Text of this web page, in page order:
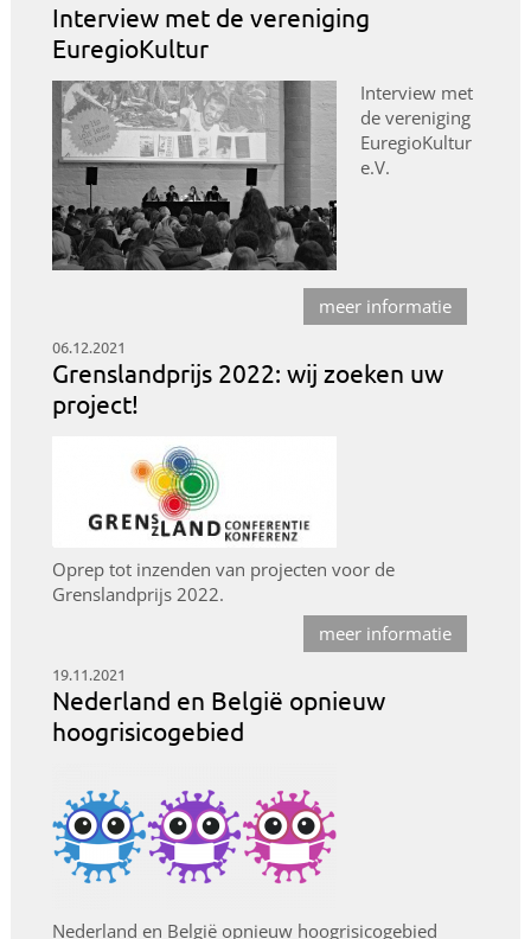
Interview met de vereniging
EuregioKultur
Interview met
de vereniging
EuregioKultur
e.V.
meer informatie
06.12.2021
Grenslandprijs 2022: wij zoeken uw
project!
Oprep tot inzenden van projecten voor de
Grenslandprijs 2022.
meer informatie
19.11.2021
Nederland en België opnieuw
hoogrisicogebied
Nederland en België opnieuw hoogrisicogebied